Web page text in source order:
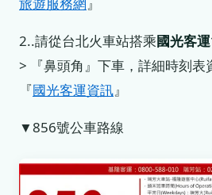
2..請從台北火車站搭乘國光客
> 『鼻頭角』下車，詳細時刻表
『國光客運資訊』
▼856號公車路線